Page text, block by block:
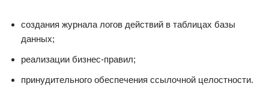
создания журнала логов действий в таблицах базы
данных;
реализации бизнес-правил;
принудительного обеспечения ссылочной целостности.